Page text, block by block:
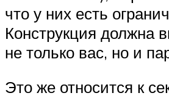
что у них есть
Конструкция должна
не только вас, но и
Это же относится к